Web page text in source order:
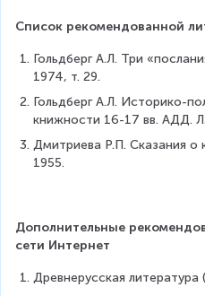
Список рекомендованной
Гольдберг А.Л. Три
1974, т. 29.
Гольдберг А.Л. Историко-
книжности 16-17 вв. АДД.
Дмитриева Р.П. Сказания о
1955.
Дополнительные
сети Интернет
Древнерусская литература (